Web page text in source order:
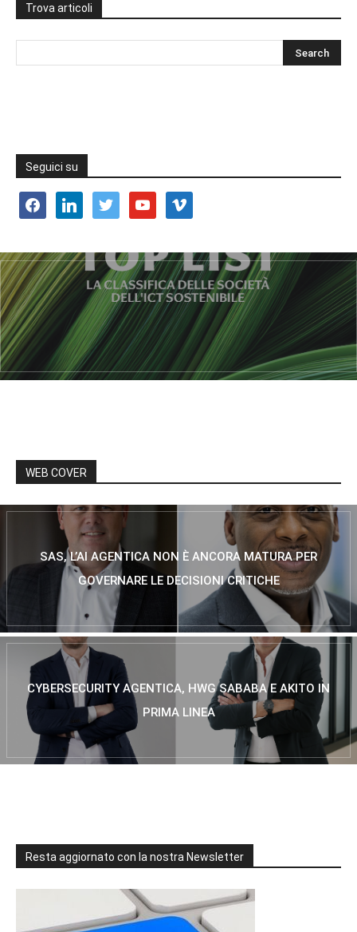
Trova articoli
Seguici su
facebooklinkedin twitter youtube vimeo
WEB COVER
SAS, L’AI AGENTICA NON È ANCORA MATURA PER
GOVERNARE LE DECISIONI CRITICHE
CYBERSECURITY AGENTICA, HWG SABABA E AKITO IN
PRIMA LINEA
Resta aggiornato con la nostra Newsletter